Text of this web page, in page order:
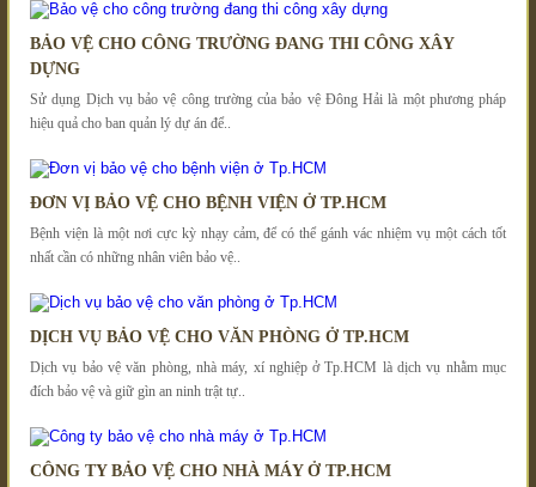
BẢO VỆ CHO CÔNG TRƯỜNG ĐANG THI CÔNG XÂY
DỰNG
Sử dụng Dịch vụ bảo vệ công trường của bảo vệ Đông Hải là một phương pháp
hiệu quả cho ban quản lý dự án để..
ĐƠN VỊ BẢO VỆ CHO BỆNH VIỆN Ở TP.HCM
Bệnh viện là một nơi cực kỳ nhạy cảm, để có thể gánh vác nhiệm vụ một cách tốt
nhất cần có những nhân viên bảo vệ..
DỊCH VỤ BẢO VỆ CHO VĂN PHÒNG Ở TP.HCM
Dịch vụ bảo vệ văn phòng, nhà máy, xí nghiệp ở Tp.HCM là dịch vụ nhằm mục
đích bảo vệ và giữ gìn an ninh trật tự..
CÔNG TY BẢO VỆ CHO NHÀ MÁY Ở TP.HCM